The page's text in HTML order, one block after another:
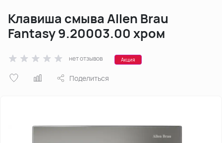
Клавиша смыва Allen Brau
Fantasy 9.20003.00 хром
нет отзывов Акция
Поделиться